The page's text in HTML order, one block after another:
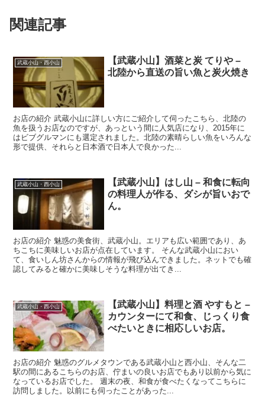
関連記事
武蔵小山・西小山
【武蔵小山】酒菜と炭 てりや –
北陸から直送の旨い魚と炭火焼き
お店の紹介 武蔵小山に詳しい方にご紹介して伺ったこちら、北陸の
魚を扱うお店なのですが、あっという間に人気店になり、2015年に
はビブグルマンにも選定されました。北陸の素晴らしい魚をいろんな
形で提供、それらと日本酒で日本人で良かった...
武蔵小山・西小山
【武蔵小山】はし山 – 和食に転向
の料理人が作る、ダシが旨いおで
ん。
お店の紹介 魅惑の美食街、武蔵小山。エリアも広い範囲であり、あ
ちこちに美味しいお店が点在しています。 そんな武蔵小山におい
て、食いしん坊さんからの情報が飛び込んできました。ネットでも確
認してみると確かに美味しそうな料理が出てき...
武蔵小山・西小山
【武蔵小山】料理と酒 やすもと –
カウンターにて和食、じっくり食
べたいときに相応しいお店。
お店の紹介 魅惑のグルメタウンである武蔵小山と西小山、そんな二
駅の間にあるこちらのお店、佇まいの良いお店でもあり以前から気に
なっているお店でした。 週末の夜、和食が食べたくなってこちらに
訪問しました。以前にも伺ったことがあった...